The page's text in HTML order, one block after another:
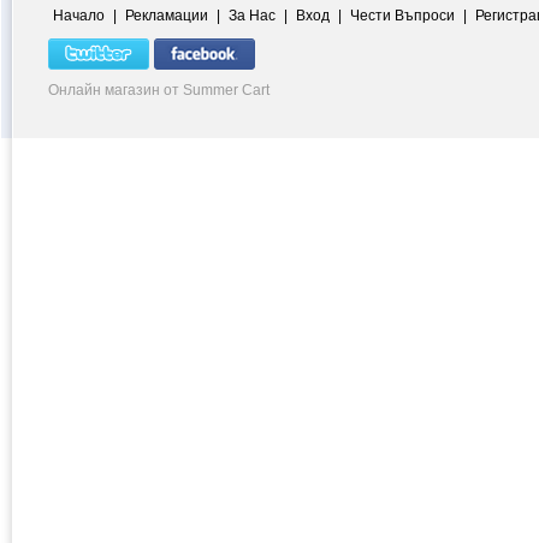
Начало | Рекламации | За Нас | Вход | Чести Въпроси |
Онлайн магазин от Summer Cart